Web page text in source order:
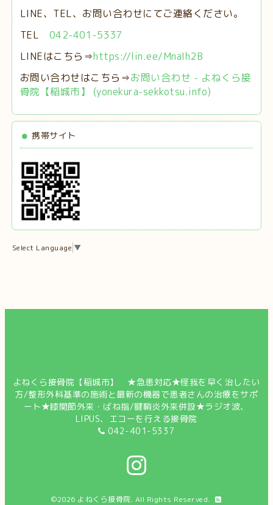
LINE、TEL、お問い合わせにてご連絡ください。
TEL 042-401-5337
LINEはこちら⇒https://lin.ee/MnaIh2B
お問い合わせはこちら⇒お問い合わせ - よねくら接
骨院【稲城市】 (yonekura-sekkotsu.info)
携帯サイト
Select Language ▼
よねくら接骨院【稲城市】 ★急患対応★怪我を早く治したい
方/整形外科基準の施術と最新の機器で患者さんの治療をサポ
ート★膝関節外来・ばね指/腱鞘炎外来併設★ラジオ波、
LIPUS、エコーを行える接骨院
042-401-5337
©2026 よねくら接骨院. All Rights Reserved.